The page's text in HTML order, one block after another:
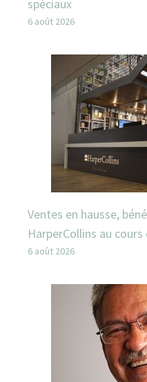
spéciaux
6 août 2026
Ventes en hausse,
HarperCollins au cours
6 août 2026